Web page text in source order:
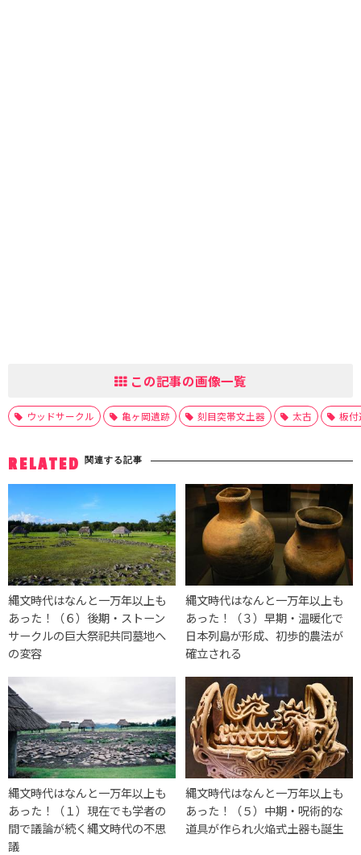
この記事の画像一覧
ウッドサークル 亀ヶ岡遺跡 刻目突帯文土器 太古 板付
RELATED 関連する記事
縄文時代はなんと一万年以上も
あった！（６）後期・ストーン
サークルの巨大祭祀共同墓地へ
の変容
縄文時代はなんと一万年以上も
あった！（３）早期・温暖化で
日本列島が形成、初歩的農法が
確立される
縄文時代はなんと一万年以上も
あった！（１）現在でも学者の
間で議論が続く縄文時代の不思
議
縄文時代はなんと一万年以上も
あった！（５）中期・呪術的な
道具が作られ火焔式土器も誕生